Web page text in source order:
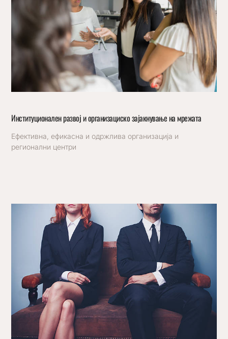
Институционален развој и организациско зајакнување на мрежата
Ефективна, ефикасна и одржлива организација и
регионални центри